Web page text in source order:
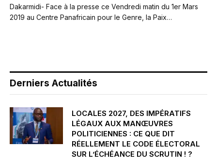
Dakarmidi- Face à la presse ce Vendredi matin du 1er Mars
2019 au Centre Panafricain pour le Genre, la Paix…
Derniers Actualités
LOCALES 2027, DES IMPÉRATIFS
LÉGAUX AUX MANŒUVRES
POLITICIENNES : CE QUE DIT
RÉELLEMENT LE CODE ÉLECTORAL
SUR L’ÉCHÉANCE DU SCRUTIN ! ?